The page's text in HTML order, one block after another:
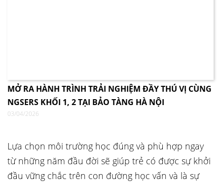
MỞ RA HÀNH TRÌNH TRẢI NGHIỆM ĐẦY THÚ VỊ CÙNG
NGSERS KHỐI 1, 2 TẠI BẢO TÀNG HÀ NỘI
03/04/2026
Lựa chọn môi trường học đúng và phù hợp ngay
từ những năm đầu đời sẽ giúp trẻ có được sự khởi
đầu vững chắc trên con đường học vấn và là sự